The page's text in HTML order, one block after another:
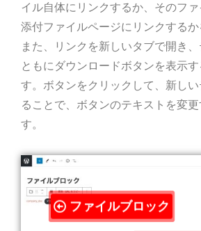
イル自体にリンクするか、そのフ
添付ファイルページにリンクするか
また、リンクを新しいタブで開き
ともにダウンロードボタンを表示
す。ボタンをクリックして、新し
ることで、ボタンのテキストを変
す。
ファイルブロック